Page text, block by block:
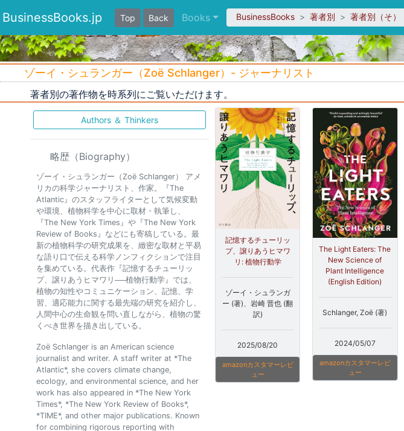
BusinessBooks.jp Top Back Books BusinessBooks 著者別 著者別（そ）
ゾーイ・シュランガー（Zoë Schlanger）- ジャーナリスト
著者別の著作物を時系列にご覧いただけます。
Authors ＆ Thinkers
略歴（Biography）
ゾーイ・シュランガー（Zoë Schlanger） アメ
リカの科学ジャーナリスト、作家。『The
Atlantic』のスタッフライターとして気候変動
や環境、植物科学を中心に取材・執筆し、
『The New York Times』や『The New York
Review of Books』などにも寄稿している。最
新の植物科学の研究成果を、緻密な取材と平易
な語り口で伝える科学ノンフィクションで注目
を集めている。代表作『記憶するチューリッ
プ、譲りあうヒマワリ──植物行動学』では、
植物の知性やコミュニケーション、記憶、学
習、適応能力に関する最先端の研究を紹介し、
人間中心の生命観を問い直しながら、植物の驚
くべき世界を描き出している。
Zoë Schlanger is an American science
journalist and writer. A staff writer at *The
Atlantic*, she covers climate change,
ecology, and environmental science, and her
work has also appeared in *The New York
Times*, *The New York Review of Books*,
*TIME*, and other major publications. Known
for combining rigorous reporting with
記憶するチューリッ
プ、譲りあうヒマワ
リ: 植物行動学
ゾーイ・シュランガ
ー (著)、岩崎 晋也 (翻
訳)
2025/08/20
amazonカスタマーレビ
ュー
The Light Eaters: The
New Science of
Plant Intelligence
(English Edition)
Schlanger, Zoë (著)
2024/05/07
amazonカスタマーレビ
ュー